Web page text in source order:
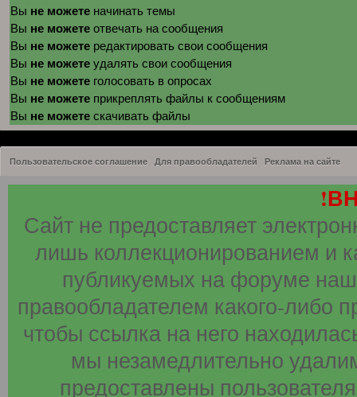
Вы не можете начинать темы
Вы не можете отвечать на сообщения
Вы не можете редактировать свои сообщения
Вы не можете удалять свои сообщения
Вы не можете голосовать в опросах
Вы не можете прикреплять файлы к сообщениям
Вы не можете скачивать файлы
Пользовательское соглашение Для правообладателей Реклама на сайте
Сайт не предоставляет
лишь коллекционированием и
публикуемых на форуме
правообладателем какого-либо
чтобы ссылка на него
мы незамедлительно
предоставлены